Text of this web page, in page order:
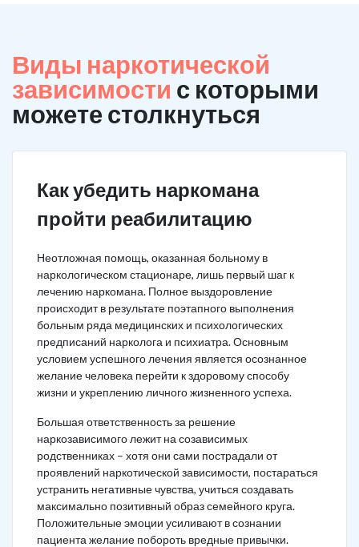
Виды наркотической
зависимости с которыми
можете столкнуться
Как убедить наркомана
пройти реабилитацию
Неотложная помощь, оказанная больному в
наркологическом стационаре, лишь первый шаг к
лечению наркомана. Полное выздоровление
происходит в результате поэтапного выполнения
больным ряда медицинских и психологических
предписаний нарколога и психиатра. Основным
условием успешного лечения является осознанное
желание человека перейти к здоровому способу
жизни и укреплению личного жизненного успеха.
Большая ответственность за решение
наркозависимого лежит на созависимых
родственниках – хотя они сами пострадали от
проявлений наркотической зависимости, постараться
устранить негативные чувства, учиться создавать
максимально позитивный образ семейного круга.
Положительные эмоции усиливают в сознании
пациента желание побороть вредные привычки.